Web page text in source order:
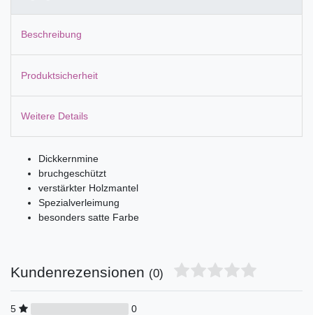
Beschreibung
Produktsicherheit
Weitere Details
Dickkernmine
bruchgeschützt
verstärkter Holzmantel
Spezialverleimung
besonders satte Farbe
Kundenrezensionen (0)
5
0